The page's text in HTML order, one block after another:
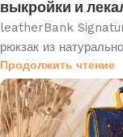
выкройки и
leatherBank
рюкзак из
Продолжить чтение